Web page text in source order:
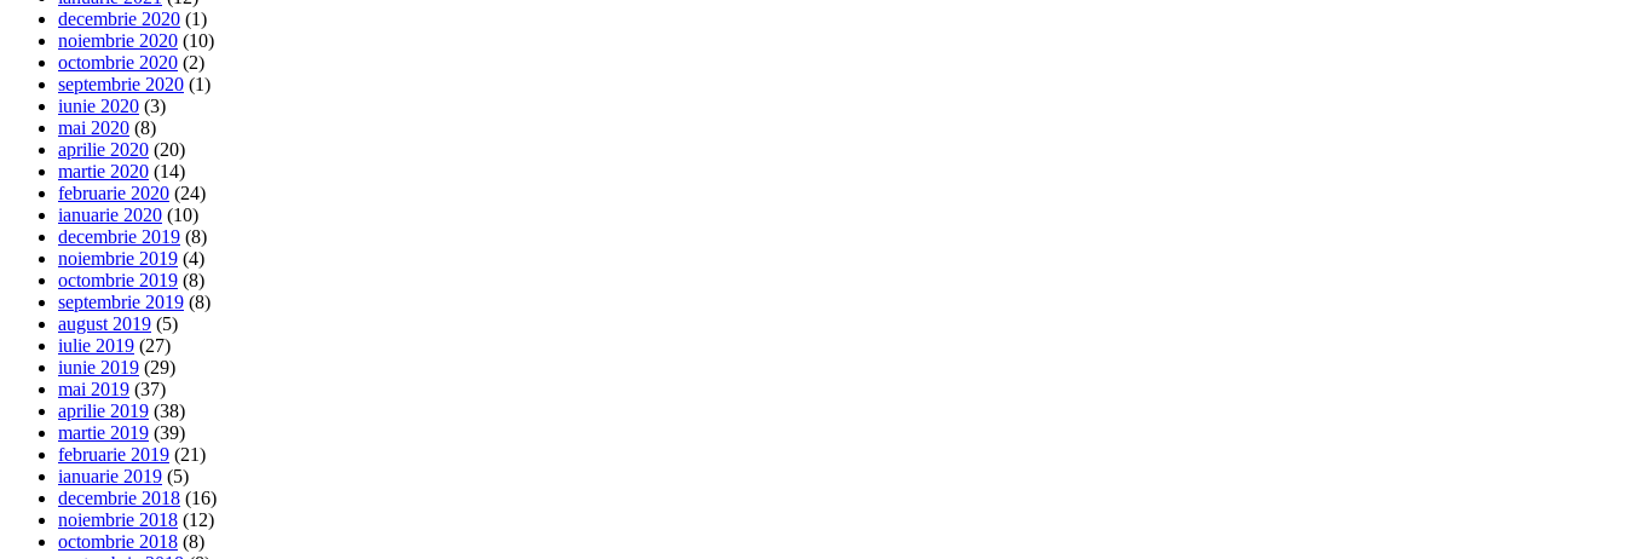
decembrie 2020 (1)
noiembrie 2020 (10)
octombrie 2020 (2)
septembrie 2020 (1)
iunie 2020 (3)
mai 2020 (8)
aprilie 2020 (20)
martie 2020 (14)
februarie 2020 (24)
ianuarie 2020 (10)
decembrie 2019 (8)
noiembrie 2019 (4)
octombrie 2019 (8)
septembrie 2019 (8)
august 2019 (5)
iulie 2019 (27)
iunie 2019 (29)
mai 2019 (37)
aprilie 2019 (38)
martie 2019 (39)
februarie 2019 (21)
ianuarie 2019 (5)
decembrie 2018 (16)
noiembrie 2018 (12)
octombrie 2018 (8)